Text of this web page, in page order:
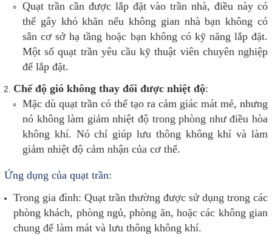
Quạt trần cần được lắp đặt vào trần nhà, điều này có
thể gây khó khăn nếu không gian nhà bạn không có
sẵn cơ sở hạ tầng hoặc bạn không có kỹ năng lắp đặt.
Một số quạt trần yêu cầu kỹ thuật viên chuyên nghiệp
để lắp đặt.
Chế độ gió không thay đổi được nhiệt độ:
Mặc dù quạt trần có thể tạo ra cảm giác mát mẻ, nhưng
nó không làm giảm nhiệt độ trong phòng như điều hòa
không khí. Nó chỉ giúp lưu thông không khí và làm
giảm nhiệt độ cảm nhận của cơ thể.
Ứng dụng của quạt trần:
Trong gia đình: Quạt trần thường được sử dụng trong các
phòng khách, phòng ngủ, phòng ăn, hoặc các không gian
chung để làm mát và lưu thông không khí.